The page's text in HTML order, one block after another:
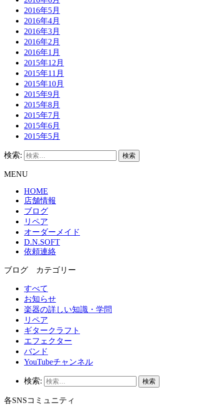
2016年5月
2016年4月
2016年3月
2016年2月
2016年1月
2015年12月
2015年11月
2015年10月
2015年9月
2015年8月
2015年7月
2015年6月
2015年5月
検索:
MENU
HOME
店舗情報
ブログ
リペア
オーダーメイド
D.N.SOFT
依頼連絡
ブログ カテゴリー
すべて
お知らせ
楽器の詳しい知識・学問
リペア
ギタークラフト
エフェクター
バンド
YouTubeチャンネル
検索:
各SNSコミュニティ